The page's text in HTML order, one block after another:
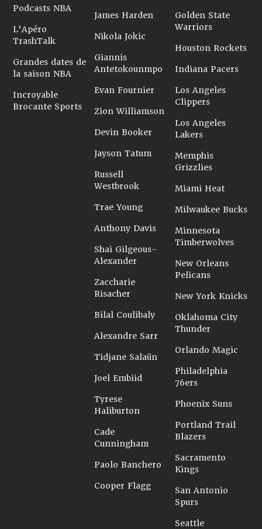
Podcasts NBA
L'Apéro
TrashTalk
Grandes dates de
la saison NBA
Incroyable
Brocante Sports
James Harden
Nikola Jokic
Giannis
Antetokounmpo
Evan Fournier
Zion Williamson
Devin Booker
Jayson Tatum
Russell
Westbrook
Trae Young
Anthony Davis
Shai Gilgeous-
Alexander
Zaccharie
Risacher
Bilal Coulibaly
Alexandre Sarr
Tidjane Salaün
Joel Embiid
Tyrese
Haliburton
Cade
Cunningham
Paolo Banchero
Cooper Flagg
Golden State
Warriors
Houston Rockets
Indiana Pacers
Los Angeles
Clippers
Los Angeles
Lakers
Memphis
Grizzlies
Miami Heat
Milwaukee Bucks
Minnesota
Timberwolves
New Orleans
Pelicans
New York Knicks
Oklahoma City
Thunder
Orlando Magic
Philadelphia
76ers
Phoenix Suns
Portland Trail
Blazers
Sacramento
Kings
San Antonio
Spurs
Seattle